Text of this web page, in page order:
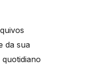
da sua